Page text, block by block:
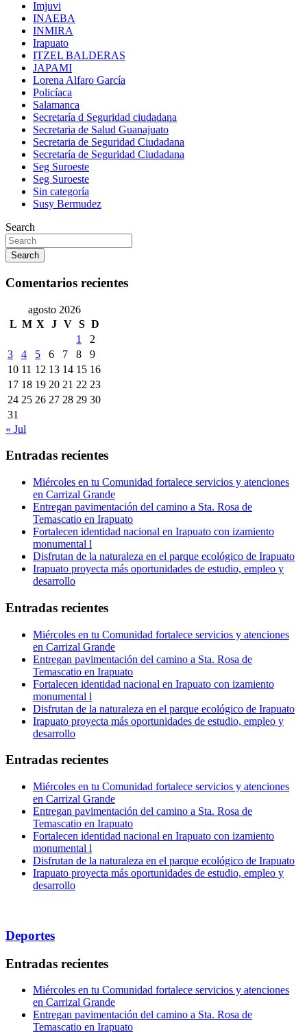
Imjuvi
INAEBA
INMIRA
Irapuato
ITZEL BALDERAS
JAPAMI
Lorena Alfaro García
Policíaca
Salamanca
Secretaría d Seguridad ciudadana
Secretaria de Salud Guanajuato
Secretaria de Seguridad Ciudadana
Secretaría de Seguridad Ciudadana
Seg Suroeste
Seg Suroeste
Sin categoría
Susy Bermudez
Search
Search
Comentarios recientes
agosto 2026
L M X J V S D
1
2
3
4 5 6 7 8
9
10 11 12 13 14 15 16
17 18 19 20 21 22 23
24 25 26 27 28 29 30
31
« Jul
Entradas recientes
Miércoles en tu Comunidad fortalece servicios y atenciones
en Carrizal Grande
Entregan pavimentación del camino a Sta. Rosa de
Temascatio en Irapuato
Fortalecen identidad nacional en Irapuato con izamiento
monumental l
Disfrutan de la naturaleza en el parque ecológico de Irapuato
Irapuato proyecta más oportunidades de estudio, empleo y
desarrollo
Entradas recientes
Miércoles en tu Comunidad fortalece servicios y atenciones
en Carrizal Grande
Entregan pavimentación del camino a Sta. Rosa de
Temascatio en Irapuato
Fortalecen identidad nacional en Irapuato con izamiento
monumental l
Disfrutan de la naturaleza en el parque ecológico de Irapuato
Irapuato proyecta más oportunidades de estudio, empleo y
desarrollo
Entradas recientes
Miércoles en tu Comunidad fortalece servicios y atenciones
en Carrizal Grande
Entregan pavimentación del camino a Sta. Rosa de
Temascatio en Irapuato
Fortalecen identidad nacional en Irapuato con izamiento
monumental l
Disfrutan de la naturaleza en el parque ecológico de Irapuato
Irapuato proyecta más oportunidades de estudio, empleo y
desarrollo
Deportes
Entradas recientes
Miércoles en tu Comunidad fortalece servicios y atenciones
en Carrizal Grande
Entregan pavimentación del camino a Sta. Rosa de
Temascatio en Irapuato